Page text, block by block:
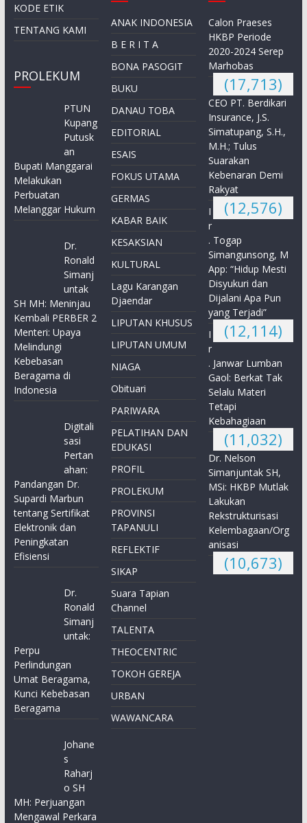
KODE ETIK
TENTANG KAMI
PROLEKUM
PTUN
Kupang
Putusk
an
Bupati Manggarai
Melakukan
Perbuatan
Melanggar Hukum
Dr.
Ronald
Simanj
untak
SH MH: Meninjau
Kembali PERBER 2
Menteri: Upaya
Melindungi
Kebebasan
Beragama di
Indonesia
Digitali
sasi
Pertan
ahan:
Pandangan Dr.
Supardi Marbun
tentang Sertifikat
Elektronik dan
Peningkatan
Efisiensi
Dr.
Ronald
Simanj
untak:
Perpu
Perlindungan
Umat Beragama,
Kunci Kebebasan
Beragama
Johane
s
Raharj
o SH
MH: Perjuangan
Mengawal Perkara
ANAK INDONESIA
B E R I T A
BONA PASOGIT
BUKU
DANAU TOBA
EDITORIAL
ESAIS
FOKUS UTAMA
GERMAS
KABAR BAIK
KESAKSIAN
KULTURAL
Lagu Karangan
Djaendar
LIPUTAN KHUSUS
LIPUTAN UMUM
NIAGA
Obituari
PARIWARA
PELATIHAN DAN
EDUKASI
PROFIL
PROLEKUM
PROVINSI
TAPANULI
REFLEKTIF
SIKAP
Suara Tapian
Channel
TALENTA
THEOCENTRIC
TOKOH GEREJA
URBAN
WAWANCARA
Calon Praeses
HKBP Periode
2020-2024 Serep
Marhobas
(17,713)
CEO PT. Berdikari
Insurance, J.S.
Simatupang, S.H.,
M.H.; Tulus
Suarakan
Kebenaran Demi
Rakyat
(12,576)
I
r
. Togap
Simangunsong, M
App: “Hidup Mesti
Disyukuri dan
Dijalani Apa Pun
yang Terjadi”
(12,114)
I
r
. Janwar Lumban
Gaol: Berkat Tak
Selalu Materi
Tetapi
Kebahagiaan
(11,032)
Dr. Nelson
Simanjuntak SH,
MSi: HKBP Mutlak
Lakukan
Rekstrukturisasi
Kelembagaan/Org
anisasi
(10,673)